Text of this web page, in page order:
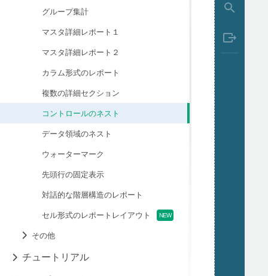
グループ集計
マスタ詳細レポート１
マスタ詳細レポート２
カラム形式のレポート
複数の詳細セクション
コントロールのネスト
データ領域のネスト
ウォーターマーク
先頭行の固定表示
対話的な階層構造のレポート
セル形式のレポートレイアウト
その他
チュートリアル